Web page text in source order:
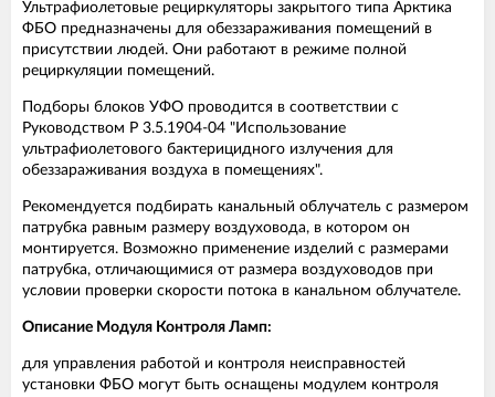
Ультрафиолетовые рециркуляторы закрытого типа Арктика
ФБО предназначены для обеззараживания помещений в
присутствии людей. Они работают в режиме полной
рециркуляции помещений.
Подборы блоков УФО проводится в соответствии с
Руководством Р 3.5.1904-04 "Использование
ультрафиолетового бактерицидного излучения для
обеззараживания воздуха в помещениях".
Рекомендуется подбирать канальный облучатель с размером
патрубка равным размеру воздуховода, в котором он
монтируется. Возможно применение изделий с размерами
патрубка, отличающимися от размера воздуховодов при
условии проверки скорости потока в канальном облучателе.
Описание Модуля Контроля Ламп:
для управления работой и контроля неисправностей
установки ФБО могут быть оснащены модулем контроля